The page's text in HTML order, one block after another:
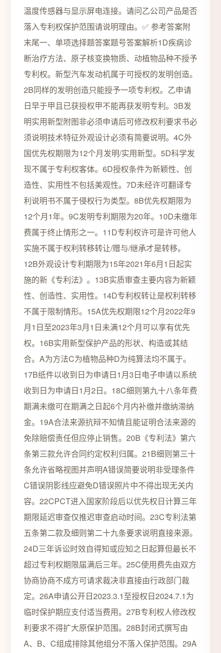
温度传感器与显示屏电连接。请问乙公司产品是否
落入专利权保护范围请说明理由。✅ 参考答案附
末尾一、单项选择题答案题号答案解析1D疾病诊
断治疗方法、原子核变换物质、动植物品种不授予
专利权。新型汽车发动机属于可授权的发明创造。
2B同样的发明创造只能授予一项专利权。乙申请
日早于甲且已获授权甲不能再获发明专利。3B发
明实用新型附图非必须申请后可修改权利要求书必
须说明技术特征外观设计必须有简要说明。4C外
国优先权期限为12个月发明/实用新型。5D科学发
现不属于专利权客体。6D授权条件为新颖性、创
造性、实用性不包括美观性。7D未经许可翻译专
利说明书不属于侵权行为类型。8B优先权期限为
12个月1年。9C发明专利期限为20年。10D未缴年
费属于终止情形之一。11D专利权许可是许可他人
实施不属于权利转移转让/赠与/继承才是转移。
12B外观设计专利期限为15年2021年6月1日起实
施的新《专利法》。13B实质审查主要内容为新颖
性、创造性、实用性。14D专利权转让是权利转移
不属于限制情形。15A优先权期限12个月2022年9
月1日至2023年3月1日未满12个月可以享有优先
权。16B实用新型保护产品的形状、构造或其结
合。A为方法C为植物品种D为纯算法均不属于。
17B纸件以收到日为申请日1月3日电子申请以系统
收到日为申请日1月2日。18C细则第九十八条年费
期满未缴可在期满之日起6个月内补缴并缴纳滞纳
金。19A合法来源抗辩不知情且能证明合法来源的
免除赔偿责任但应停止销售。20B《专利法》第六
条第三款允许合同约定权利归属。21B细则第三十
条允许省略视图并声明A错误简要说明非受理条件
C错误阴影线应避免D错误照片中不得出现无关内
容。22CPCT进入国家阶段后以优先权日计算三年
期限延迟审查仅推迟审查启动时间。23C专利法第
五条第二款及细则第二十九条要求说明直接来源。
24D三年诉讼时效自得知或应知之日起算但最长不
超过专利权期限届满后三年。25C使用费先由双方
协商协商不成方可请求裁决非直接由行政部门裁
定。26A申请公开日2023.3.1至授权日2024.7.1为
临时保护期应支付适当费用。27B专利权人修改权
利要求不得扩大原保护范围。28B封闭式撰写由
A、B、C组成排除其他组分不落入保护范围。29A